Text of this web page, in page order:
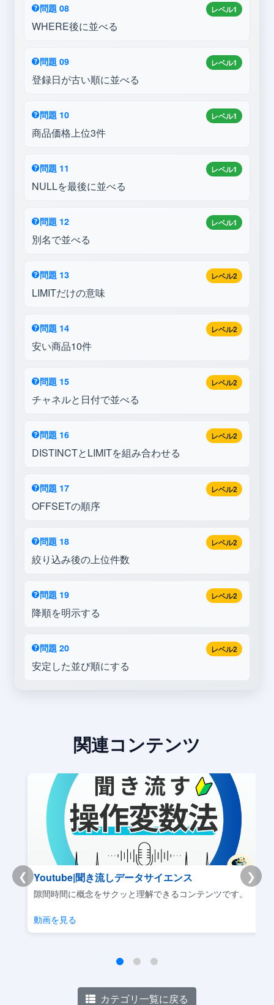
レベル1
問題 08
WHERE後に並べる
レベル1
問題 09
登録日が古い順に並べる
レベル1
問題 10
商品価格上位3件
レベル1
問題 11
NULLを最後に並べる
レベル1
問題 12
別名で並べる
レベル2
問題 13
LIMITだけの意味
レベル2
問題 14
安い商品10件
レベル2
問題 15
チャネルと日付で並べる
レベル2
問題 16
DISTINCTとLIMITを組み合わせる
レベル2
問題 17
OFFSETの順序
レベル2
問題 18
絞り込み後の上位件数
レベル2
問題 19
降順を明示する
レベル2
問題 20
安定した並び順にする
関連コンテンツ
❮ ❯
Youtube|聞き流しデータサイエンス
隙間時間に概念をサクッと理解できるコンテンツです。
動画を見る
カテゴリ一覧に戻る